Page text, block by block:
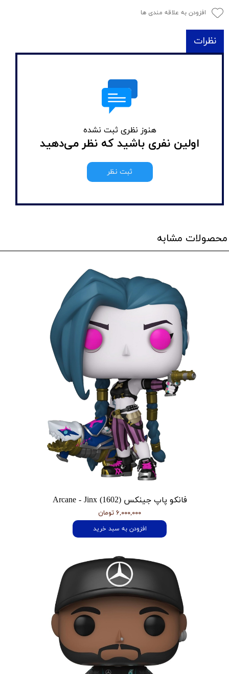
افزودن به علاقه مندی ها
نظرات
هنوز نظری ثبت نشده
اولین نفری باشید که نظر می‌دهید
ثبت نظر
محصولات مشابه
فانکو پاپ جینکس Arcane - Jinx (1602)
۶,۰۰۰,۰۰۰ تومان
افزودن به سبد خرید